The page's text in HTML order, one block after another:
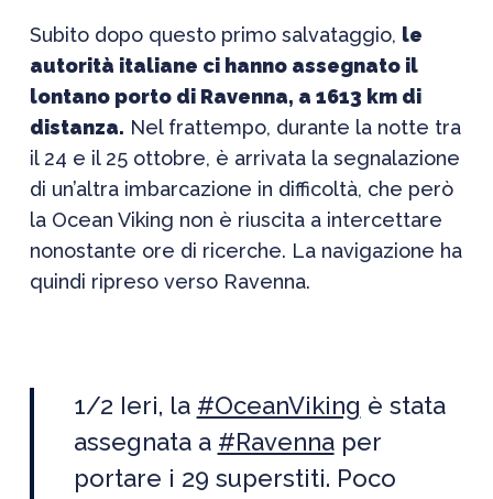
Subito dopo questo primo salvataggio, le
autorità italiane ci hanno assegnato il
lontano porto di Ravenna, a 1613 km di
distanza. Nel frattempo, durante la notte tra
il 24 e il 25 ottobre, è arrivata la segnalazione
di un’altra imbarcazione in difficoltà, che però
la Ocean Viking non è riuscita a intercettare
nonostante ore di ricerche. La navigazione ha
quindi ripreso verso Ravenna.
1/2 Ieri, la #OceanViking è stata
assegnata a #Ravennaper
portare i 29 superstiti. Poco